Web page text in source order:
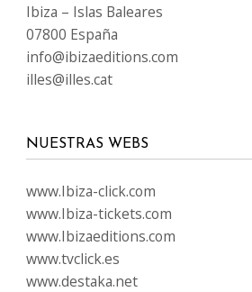
Ibiza – Islas Baleares
07800 España
info@ibizaeditions.com
illes@illes.cat
NUESTRAS WEBS
www.Ibiza-click.com
www.Ibiza-tickets.com
www.Ibizaeditions.com
www.tvclick.es
www.destaka.net